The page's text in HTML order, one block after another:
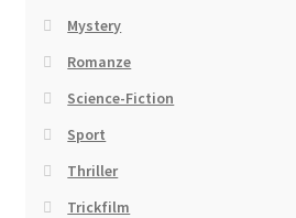
Mystery
Romanze
Science-Fiction
Sport
Thriller
Trickfilm